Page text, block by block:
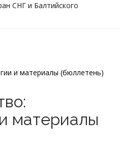
СНГ и Балтийского
материалы